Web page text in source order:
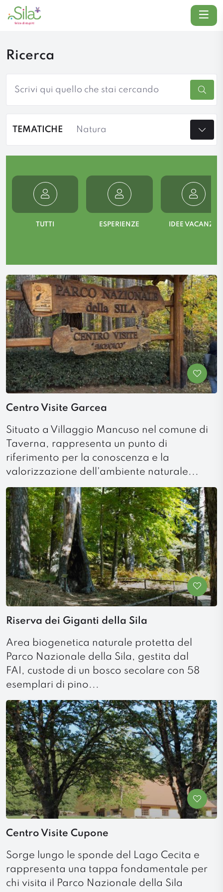
Menu
Ricerca
Cerca
TEMATICHE
TUTTI ESPERIENZE IDEE VACANZA
Centro Visite Garcea
Situato a Villaggio Mancuso nel comune di
Taverna, rappresenta un punto di
riferimento per la conoscenza e la
valorizzazione dell'ambiente naturale...
Riserva dei Giganti della Sila
Area biogenetica naturale protetta del
Parco Nazionale della Sila, gestita dal
FAI, custode di un bosco secolare con 58
esemplari di pino...
Centro Visite Cupone
Sorge lungo le sponde del Lago Cecita e
rappresenta una tappa fondamentale per
chi visita il Parco Nazionale della Sila